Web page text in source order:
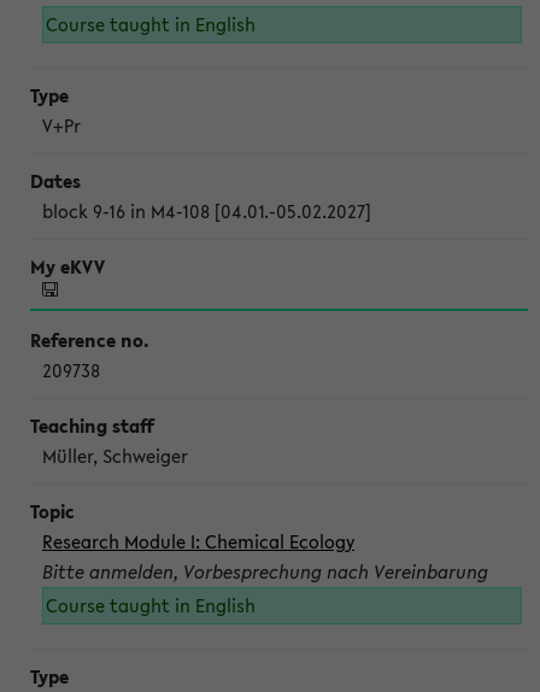
Course taught in English
V+Pr
block 9-16 in M4-108 [04.01.-05.02.2027]
209738
Müller, Schweiger
Research Module I: Chemical Ecology
Bitte anmelden, Vorbesprechung nach Vereinbarung
Course taught in English